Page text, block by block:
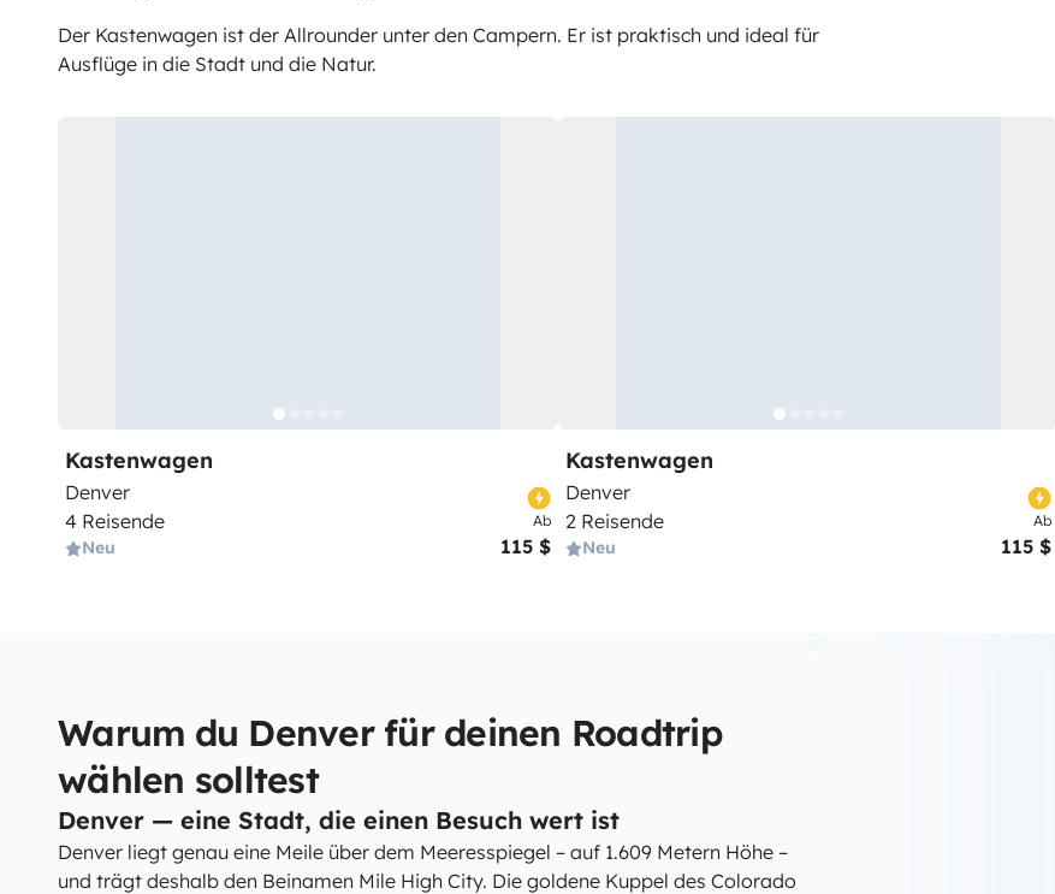
Der Kastenwagen ist der Allrounder unter den Campern. Er ist praktisch und ideal für
Ausflüge in die Stadt und die Natur.
Kastenwagen
Denver
4 Reisende
Neu
Ab
115 $
Kastenwagen
Denver
2 Reisende
Neu
Ab
115 $
Warum du Denver für deinen Roadtrip
wählen solltest
Denver — eine Stadt, die einen Besuch wert ist
Denver liegt genau eine Meile über dem Meeresspiegel – auf 1.609 Metern Höhe –
und trägt deshalb den Beinamen Mile High City. Die goldene Kuppel des Colorado